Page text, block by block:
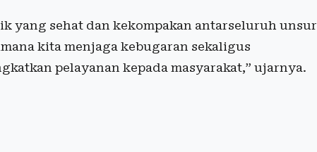
yang sehat dan kekompakan antarseluruh unsur
kita menjaga kebugaran sekaligus
pelayanan kepada masyarakat,” ujarnya.